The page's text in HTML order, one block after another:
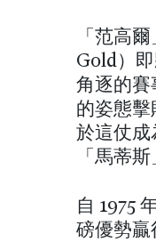
「范高
Gold）
角逐的賽
的姿態
於這仗成
「馬蒂
自 1975
磅優勢贏